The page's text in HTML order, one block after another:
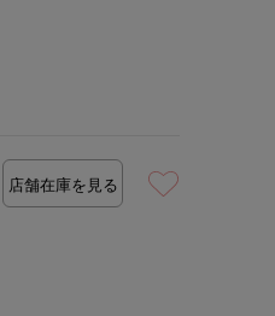
店舗在庫を見る